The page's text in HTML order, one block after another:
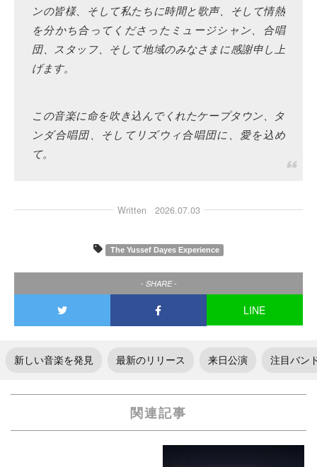
instagram
Tumblr
Soundcloud
to indienative
ンの皆様、そして私たちに時間と歌声、そして情熱
を分かち合ってくださったミュージシャン、合唱
団、スタッフ、そして地域のみなさまに感謝申し上
げます。
この音楽に命を吹き込んでくれたケープタウン、タ
ンダ合唱団、そしてリズウィ合唱団に、愛を込め
て。
Written 2026.07.03
The Yussef Dayes Experience
- SHARE -
LINE
新しい音楽を発見 最新のリリース 来日公演 注目バン
関連記事